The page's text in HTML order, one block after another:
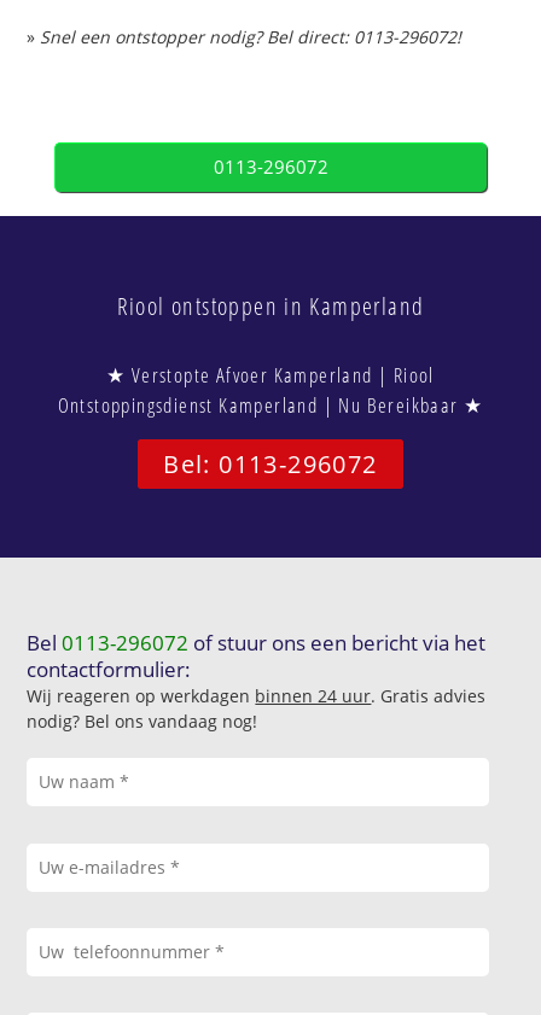
» Snel een ontstopper nodig? Bel direct: 0113-296072!
0113-296072
Riool ontstoppen in Kamperland
★ Verstopte Afvoer Kamperland | Riool
Ontstoppingsdienst Kamperland | Nu Bereikbaar ★
Bel: 0113-296072
Bel0113-296072 of stuur ons een bericht via het
contactformulier:
Wij reageren op werkdagen binnen 24 uur. Gratis advies
nodig? Bel ons vandaag nog!